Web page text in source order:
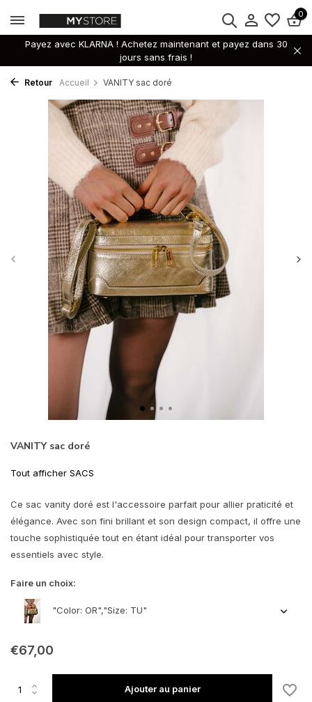
0
Payez avec KLARNA ! Achetez maintenant et payez dans 30
jours sans frais !
Retour Accueil VANITY sac doré
VANITY sac doré
Tout afficher SACS
Ce sac vanity doré est l'accessoire parfait pour allier praticité et
élégance. Avec son fini brillant et son design compact, il offre une
touche sophistiquée tout en étant idéal pour transporter vos
essentiels avec style.
Faire un choix:
"Color: OR","Size: TU"
€67,00
Ajouter au panier